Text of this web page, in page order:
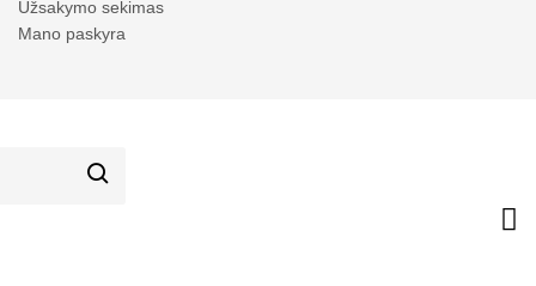
Užsakymo sekimas
Mano paskyra